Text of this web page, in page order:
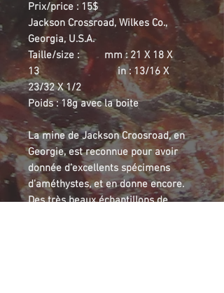
Prix/price : 15$
Jackson Crossroad, Wilkes Co.,
Georgia, U.S.A.
Taille/size : mm : 21 X 18 X
13 in : 13/16 X
23/32 X 1/2
Poids : 18g avec la boite
La mine de Jackson Croosroad, en
Georgie, est reconnue pour avoir
donnée d’excellents spécimens
d’améthystes, et en donne encore.
Des très beaux échantillons de